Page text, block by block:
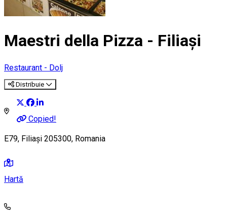
Maestri della Pizza - Filiași
Restaurant - Dolj
Distribuie
Copied!
E79, Filiași 205300, Romania
Hartă